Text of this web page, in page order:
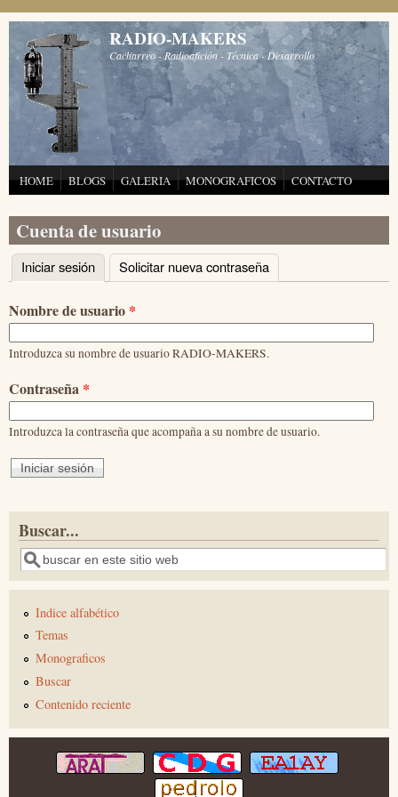
Pasar al contenido principal
RADIO-MAKERS
Cacharreo - Radioafición - Técnica - Desarrollo
HOME BLOGS GALERIA MONOGRAFICOS CONTACTO
Cuenta de usuario
Solapas principales
Iniciar sesión (solapa activa)
Solicitar nueva contraseña
Nombre de usuario *
Introduzca su nombre de usuario RADIO-MAKERS.
Contraseña *
Introduzca la contraseña que acompaña a su nombre de usuario.
Buscar...
Buscar
Indice alfabético
Temas
Monograficos
Buscar
Contenido reciente